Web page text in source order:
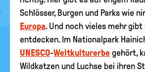
Schlösser, Burgen und Parks wie
Europa. Und noch vieles mehr gibt
entdecken. Im Nationalpark
UNESCO-Weltkulturerbe gehört,
Wildkatzen und Luchse bei ihren